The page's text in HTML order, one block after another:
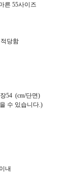
른 55사이즈
당함
54 (cm/단면)
수 있습니다.)
내